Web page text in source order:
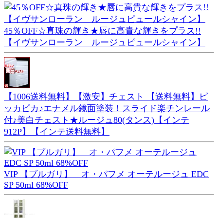
45％OFF☆真珠の輝き★唇に高貴な輝きをプラス!!
【イヴサンローラン ルージュピュールシャイン】
【1006送料無料】【激安】チェスト 【送料無料】ピ
ッカピカ♪エナメル鏡面塗装！スライド楽チンレール
付♪美白チェスト★ルージュ80(タンス)【インテ
912P】【インテ送料無料】
VIP 【ブルガリ】 オ・パフメ オーテルージュ EDC
SP 50ml 68%OFF